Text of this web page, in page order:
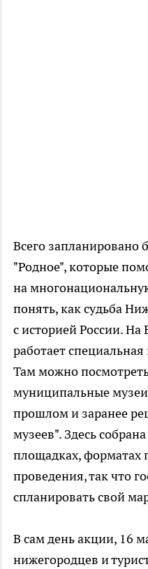
Всего запланировано
"Родное", которые
на
понять, как судьба
с историей России.
работает
Там можно
муниципальные
прошлом и заранее
музеев". Здесь
площадках, форматах
проведения, так что
спланировать свой
В сам день акции, 16
нижегородцев и